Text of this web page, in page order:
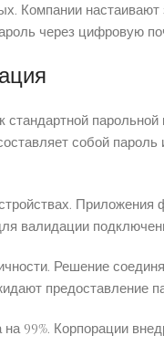
Компании
через цифровую
собой
Решение
предоставление
99%. Корпорации